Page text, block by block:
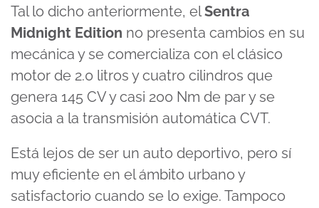
Tal lo dicho anteriormente, elSentra
Midnight Edition no presenta cambios en su
mecánica y se comercializa con el clásico
motor de 2.0 litros y cuatro cilindros que
genera 145 CV y casi 200 Nm de par y se
asocia a la transmisión automática CVT.
Está lejos de ser un auto deportivo, pero sí
muy eficiente en el ámbito urbano y
satisfactorio cuando se lo exige. Tampoco